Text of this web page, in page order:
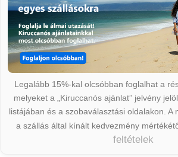
Legalább 15%-kal olcsóbban foglalhat a
melyeket a „Kiruccanós ajánlat” jelvény
listájában és a szobaválasztási oldalakon. A
a szállás által kínált kedvezmény
feltételek